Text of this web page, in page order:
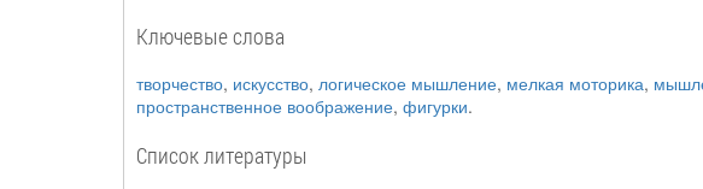
Ключевые слова
творчество, искусство, логическое мышление, мелкая моторика,
пространственное воображение, фигурки.
Список литературы